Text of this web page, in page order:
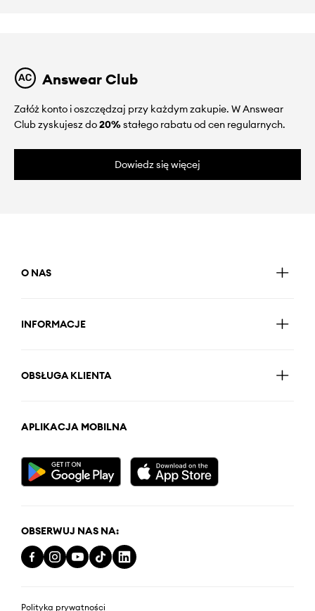
Answear Club
Załóż konto i oszczędzaj przy każdym zakupie. W Answear
Club zyskujesz do20%stałego rabatu od cen regularnych.
Dowiedz się więcej
O NAS
INFORMACJE
OBSŁUGA KLIENTA
APLIKACJA MOBILNA
OBSERWUJ NAS NA:
Polityka prywatności